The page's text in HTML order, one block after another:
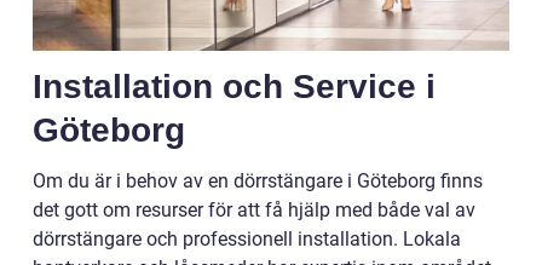
Installation och Service i
Göteborg
Om du är i behov av en dörrstängare i Göteborg finns
det gott om resurser för att få hjälp med både val av
dörrstängare och professionell installation. Lokala